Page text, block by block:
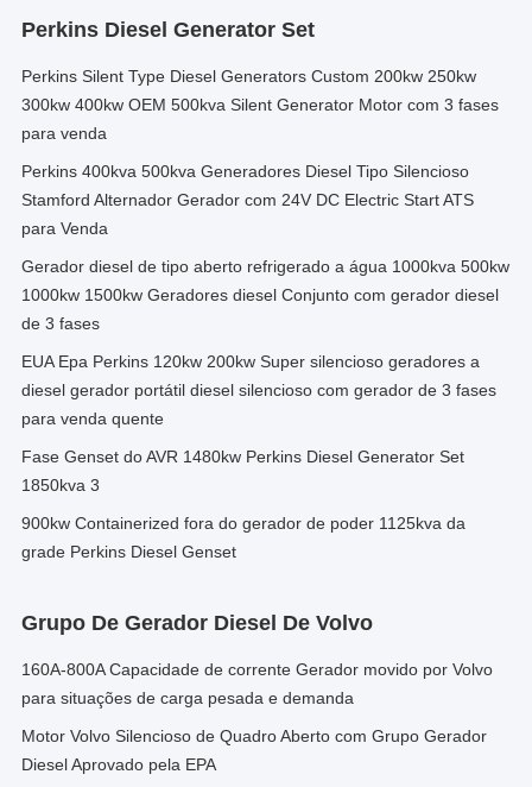
Perkins Diesel Generator Set
Perkins Silent Type Diesel Generators Custom 200kw 250kw
300kw 400kw OEM 500kva Silent Generator Motor com 3 fases
para venda
Perkins 400kva 500kva Generadores Diesel Tipo Silencioso
Stamford Alternador Gerador com 24V DC Electric Start ATS
para Venda
Gerador diesel de tipo aberto refrigerado a água 1000kva 500kw
1000kw 1500kw Geradores diesel Conjunto com gerador diesel
de 3 fases
EUA Epa Perkins 120kw 200kw Super silencioso geradores a
diesel gerador portátil diesel silencioso com gerador de 3 fases
para venda quente
Fase Genset do AVR 1480kw Perkins Diesel Generator Set
1850kva 3
900kw Containerized fora do gerador de poder 1125kva da
grade Perkins Diesel Genset
Grupo De Gerador Diesel De Volvo
160A-800A Capacidade de corrente Gerador movido por Volvo
para situações de carga pesada e demanda
Motor Volvo Silencioso de Quadro Aberto com Grupo Gerador
Diesel Aprovado pela EPA